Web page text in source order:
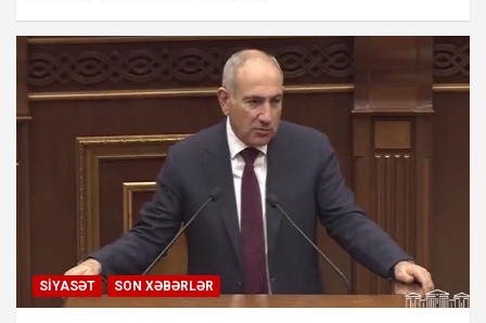
SIYASƏT SON XƏBƏRLƏR